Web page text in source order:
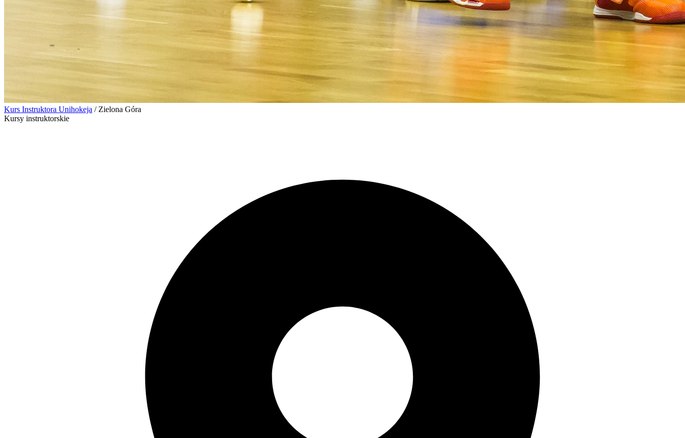
Kurs Instruktora Unihokeja / Zielona Góra
Kursy instruktorskie